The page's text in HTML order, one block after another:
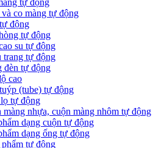
co màng tự động
động
tự động
su tự động
trang tự động
đèn tự động
cao
(tube) tự động
tự động
nhựa, cuộn màng nhôm tự động
dạng cuộn tự động
dạng ống tự động
tự động